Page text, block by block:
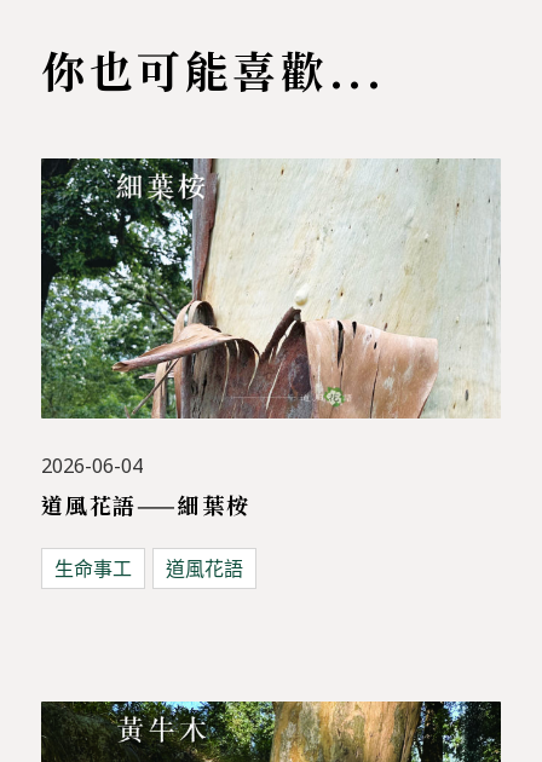
你也可能喜歡...
2026-06-04
道風花語——細葉桉
生命事工 道風花語